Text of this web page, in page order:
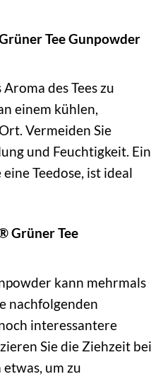
Tee Gunpowder
des Tees zu
einem kühlen,
Vermeiden Sie
und Feuchtigkeit. Ein
Teedose, ist ideal
Grüner Tee
kann mehrmals
nachfolgenden
interessantere
Sie die Ziehzeit bei
um zu